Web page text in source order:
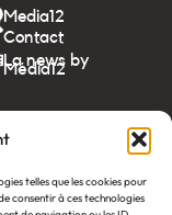
telles que les cookies pour
consentir à ces technologies
Media12
Contact
La news by
Média12